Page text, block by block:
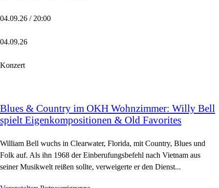
04.09.26 / 20:00
04.09.26
Konzert
Blues & Country im OKH Wohnzimmer: Willy Bell
spielt Eigenkompositionen & Old Favorites
William Bell wuchs in Clearwater, Florida, mit Country, Blues und
Folk auf. Als ihn 1968 der Einberufungsbefehl nach Vietnam aus
seiner Musikwelt reißen sollte, verweigerte er den Dienst...